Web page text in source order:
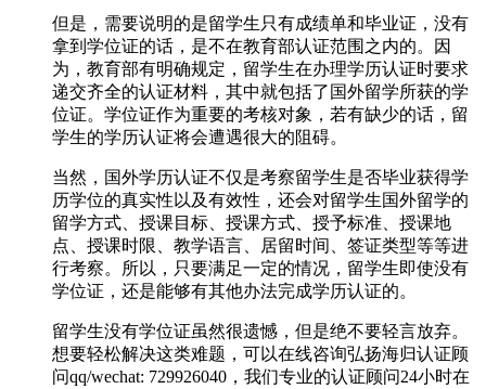
但是，需要说明的是留学生只有成绩单和毕业证，没有
拿到学位证的话，是不在教育部认证范围之内的。因
为，教育部有明确规定，留学生在办理学历认证时要求
递交齐全的认证材料，其中就包括了国外留学所获的学
位证。学位证作为重要的考核对象，若有缺少的话，留
学生的学历认证将会遭遇很大的阻碍。
当然，国外学历认证不仅是考察留学生是否毕业获得学
历学位的真实性以及有效性，还会对留学生国外留学的
留学方式、授课目标、授课方式、授予标准、授课地
点、授课时限、教学语言、居留时间、签证类型等等进
行考察。所以，只要满足一定的情况，留学生即使没有
学位证，还是能够有其他办法完成学历认证的。
留学生没有学位证虽然很遗憾，但是绝不要轻言放弃。
想要轻松解决这类难题，可以在线咨询弘扬海归认证顾
问qq/wechat: 729926040，我们专业的认证顾问24小时在